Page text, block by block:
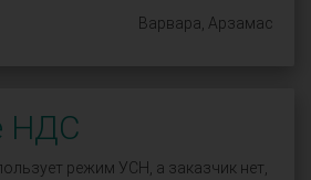
Варвара, Арзамас
НДС
режим УСН, а заказчик нет,